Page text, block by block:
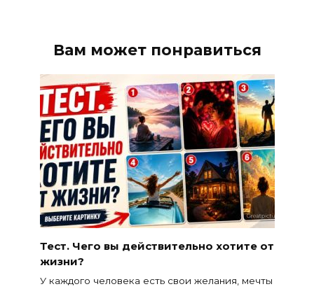
Вам может понравиться
Тест. Чего вы действительно хотите от
жизни?
У каждого человека есть свои желания, мечты